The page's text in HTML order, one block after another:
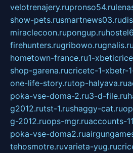
velotrenajery.rupronso54.ru
show-pets.rusmartnews03.ru
miraclecoon.rupongup.ru
firehunters.rugribowo.rugnalis.ru
hometown-france.ru1-
shop-garena.rucricetc-1-xbetr-
one-life-story.rutop-halyava.ru
poka-vse-doma-2.ru3-d-file.ru
g2012.rutst-1.rushaggy-cat.ru
g-2012.ruops-mgr.ruaccounts-
poka-vse-doma2.ru
tehosmotre.ruvarieta-yug.ru